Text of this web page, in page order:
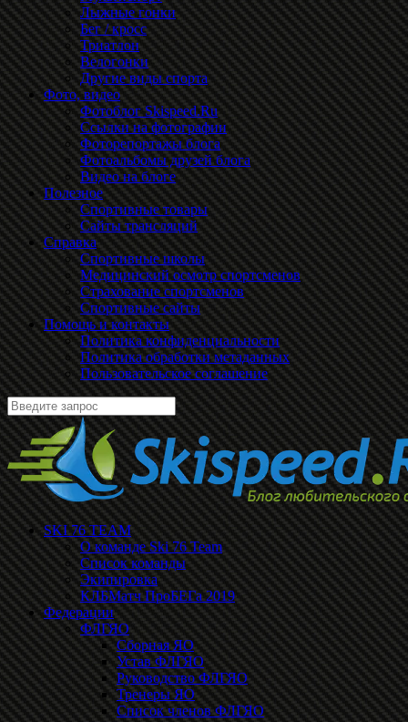
Лыжные гонки
Бег / кросс
Триатлон
Велогонки
Другие виды спорта
Фото, видео
Фотоблог Skispeed.Ru
Ссылки на фотографии
Фоторепортажы блога
Фотоальбомы друзей блога
Видео на блоге
Полезное
Спортивные товары
Сайты трансляций
Справка
Спортивные школы
Медицинский осмотр спортсменов
Страхование спортсменов
Спортивные сайты
Помощь и контакты
Политика конфиденциальности
Политика обработки метаданных
Пользовательское соглашение
SKI 76 TEAM
О команде Ski 76 Team
Список команды
Экипировка
КЛБМатч ПроБЕГа 2019
Федерации
ФЛГЯО
Сборная ЯО
Устав ФЛГЯО
Руководство ФЛГЯО
Тренеры ЯО
Список членов ФЛГЯО